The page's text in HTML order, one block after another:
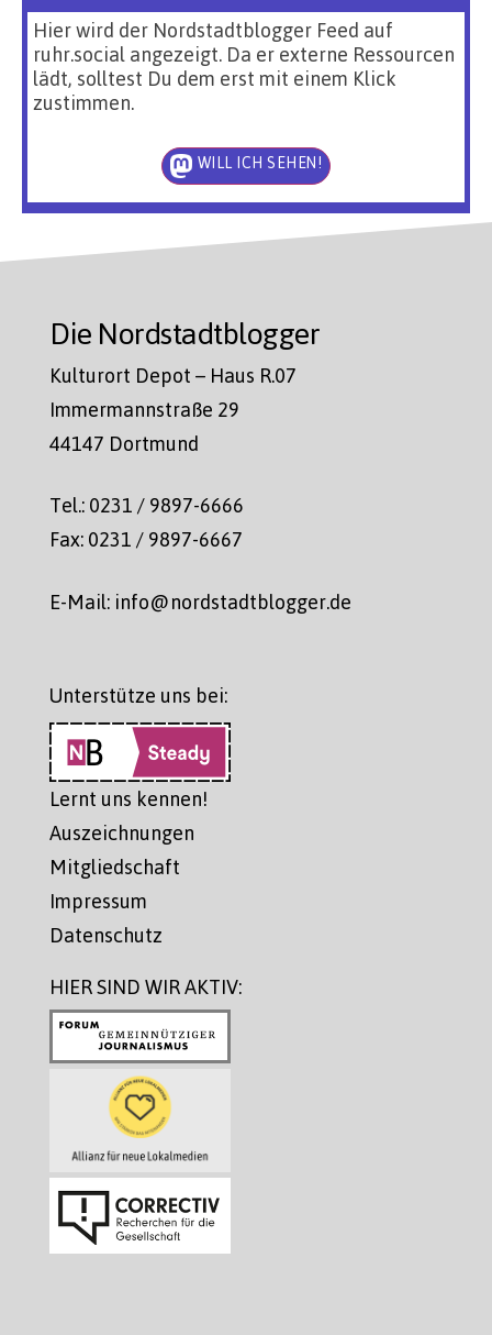
Hier wird der Nordstadtblogger Feed auf
ruhr.social angezeigt. Da er externe Ressourcen
lädt, solltest Du dem erst mit einem Klick
zustimmen.
WILL ICH SEHEN!
Die Nordstadtblogger
Kulturort Depot – Haus R.07
Immermannstraße 29
44147 Dortmund
Tel.: 0231 / 9897-6666
Fax: 0231 / 9897-6667
E-Mail: info@nordstadtblogger.de
Unterstütze uns bei:
Lernt uns kennen!
Auszeichnungen
Mitgliedschaft
Impressum
Datenschutz
HIER SIND WIR AKTIV: